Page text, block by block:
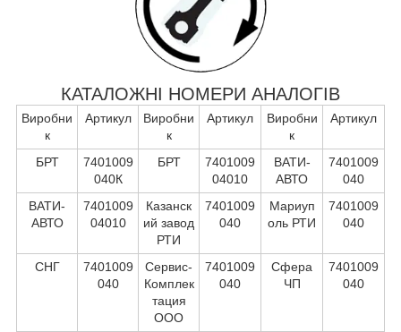
КАТАЛОЖНІ НОМЕРИ АНАЛОГІВ
Виробни
к
Артикул
Виробни
к
Артикул
Виробни
к
Артикул
БРТ
7401009
040К
БРТ
7401009
04010
ВАТИ-
АВТО
7401009
040
ВАТИ-
АВТО
7401009
04010
Казанск
ий завод
РТИ
7401009
040
Мариуп
оль РТИ
7401009
040
СНГ
7401009
040
Сервис-
Комплек
тация
ООО
7401009
040
Сфера
ЧП
7401009
040